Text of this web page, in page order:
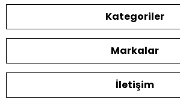
Kategoriler
Markalar
İletişim